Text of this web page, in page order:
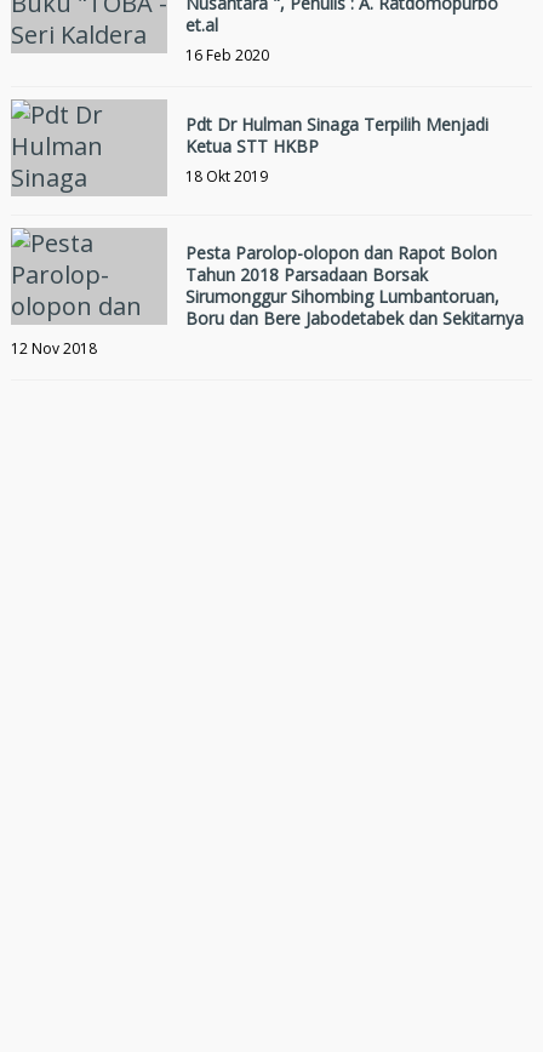
et.al
16 Feb 2020
Pdt Dr Hulman Sinaga Terpilih Menjadi
Ketua STT HKBP
18 Okt 2019
Pesta Parolop-olopon dan Rapot Bolon
Tahun 2018 Parsadaan Borsak
Sirumonggur Sihombing Lumbantoruan,
Boru dan Bere Jabodetabek dan Sekitarnya
12 Nov 2018